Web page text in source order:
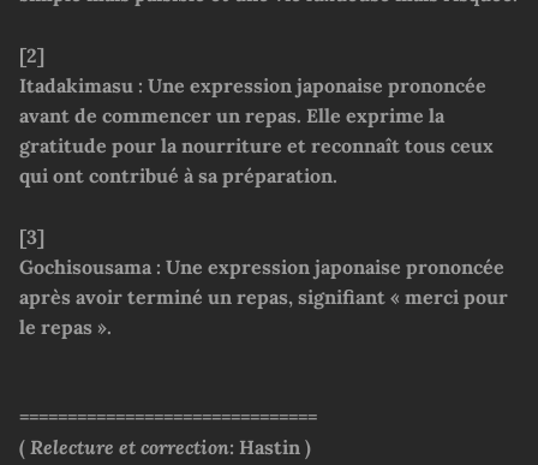
[2]
Itadakimasu : Une expression japonaise prononcée
avant de commencer un repas. Elle exprime la
gratitude pour la nourriture et reconnaît tous ceux
qui ont contribué à sa préparation.
[3]
Gochisousama : Une expression japonaise prononcée
après avoir terminé un repas, signifiant « merci pour
le repas ».
===============================
( Relecture et correction: Hastin )